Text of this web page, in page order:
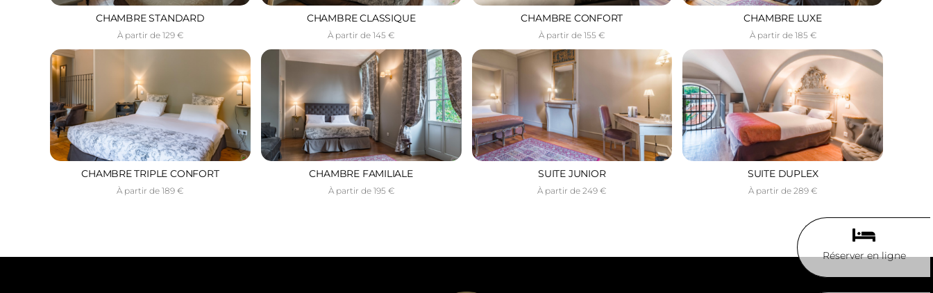
CHAMBRE STANDARD
À partir de 129 €
CHAMBRE CLASSIQUE
À partir de 145 €
CHAMBRE CONFORT
À partir de 155 €
CHAMBRE LUXE
À partir de 185 €
CHAMBRE TRIPLE CONFORT
À partir de 189 €
CHAMBRE FAMILIALE
À partir de 195 €
SUITE JUNIOR
À partir de 249 €
SUITE DUPLEX
À partir de 289 €
Réserver en ligne